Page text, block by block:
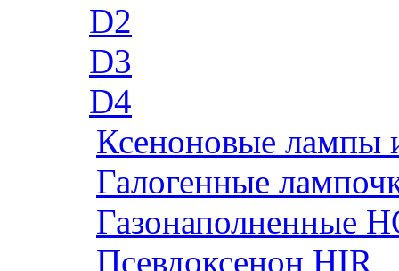
D2
D3
D4
Ксеноновые лампы
Галогенные
Газонаполненные
Псевдоксенон HIR